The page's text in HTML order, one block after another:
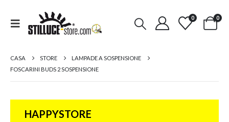
0 0
CASA STORE
LAMPADE A SOSPENSIONE
FOSCARINI BUDS 2 SOSPENSIONE
HAPPYSTORE